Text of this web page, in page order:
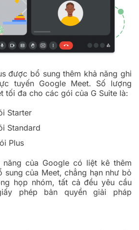
được bổ sung thêm khả năng ghi
tuyến Google Meet. Số lượng
tối đa cho các gói của G Suite là:
Starter
Standard
Plus
năng của Google có liệt kê thêm
sung của Meet, chẳng hạn như bỏ
họp nhóm, tất cả đều yêu cầu
phép bản quyền giải pháp